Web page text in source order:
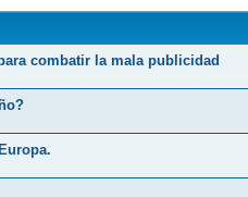
combatir la mala publicidad